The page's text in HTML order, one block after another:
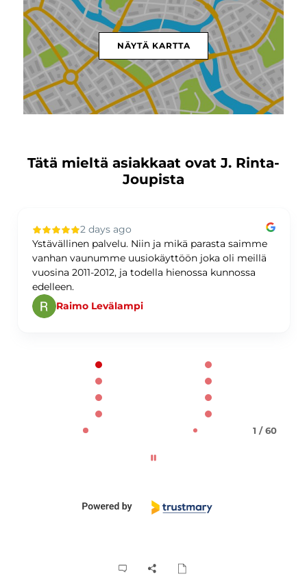
NÄYTÄ KARTTA
Tätä mieltä asiakkaat ovat J. Rinta-
Joupista
2 days ago
Ystävällinen palvelu. Niin ja mikä parasta saimme
vanhan vaunumme uusiokäyttöön joka oli meillä
vuosina 2011-2012, ja todella hienossa kunnossa
edelleen.
Raimo Levälampi
1 / 60